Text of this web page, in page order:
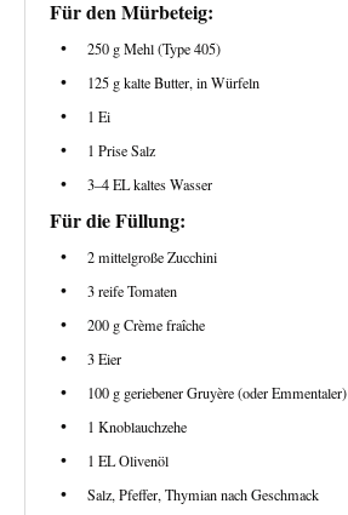
Für den Mürbeteig:
250 gMehl (Type 405)
125 gkalte Butter, in Würfeln
1 Ei
1 Prise Salz
3–4EL kaltes Wasser
Für die Füllung:
2mittelgroße Zucchini
3reife Tomaten
200 gCrème fraîche
3Eier
100 g geriebener Gruyère (oder Emmentaler)
1 Knoblauchzehe
1 EL Olivenöl
Salz, Pfeffer, Thymian nach Geschmack